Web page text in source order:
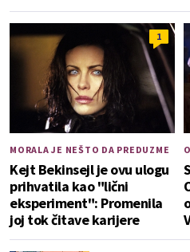
1
MORALA JE NEŠTO DA PREDUZME
Kejt Bekinsejl je ovu ulogu
prihvatila kao "lični
eksperiment": Promenila
joj tok čitave karijere